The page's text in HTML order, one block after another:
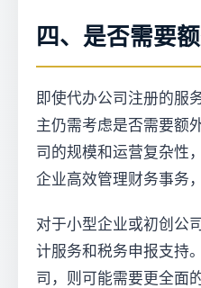
四、是否需要
即使代办公司注册的服
主仍需考虑是否需要额
司的规模和运营复杂性
企业高效管理财务事务
对于小型企业或初创公
计服务和税务申报支持
司，则可能需要更全面